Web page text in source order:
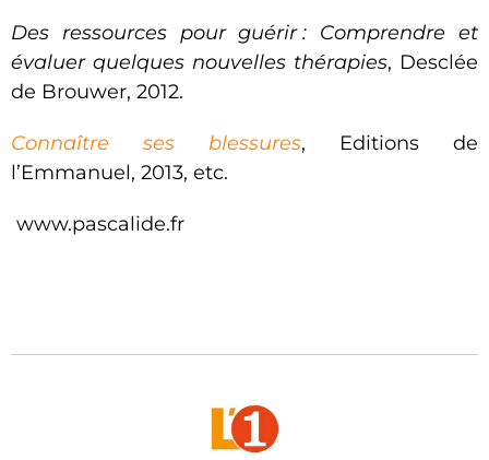
Des ressources pour guérir : Comprendre et
évaluer quelques nouvelles thérapies, Desclée
de Brouwer, 2012.
Connaître ses blessures, Editions de
l’Emmanuel, 2013, etc.
www.pascalide.fr